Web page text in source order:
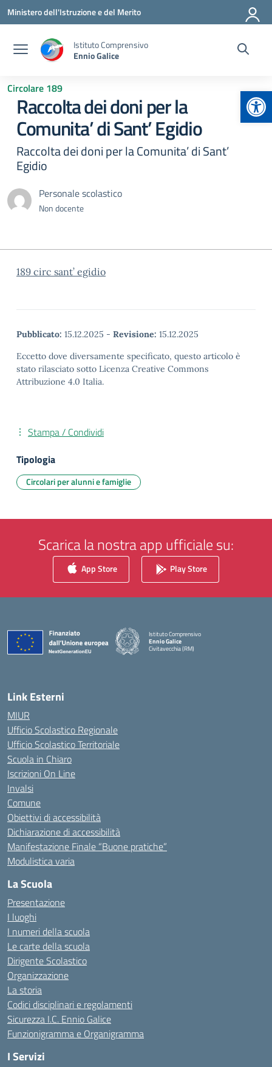
Vai ai contenuti
Vai al menu di navigazione
Vai al footer
Ministero dell'Istruzione e del Merito
Istituto Comprensivo
Ennio Galice
Circolare 189
Raccolta dei doni per la
Comunita’ di Sant’ Egidio
Raccolta dei doni per la Comunita’ di Sant’
Egidio
Personale scolastico
Non docente
189 circ sant’ egidio
Pubblicato: 15.12.2025 - Revisione: 15.12.2025
Eccetto dove diversamente specificato, questo articolo è
stato rilasciato sotto Licenza Creative Commons
Attribuzione 4.0 Italia.
Stampa / Condividi
Tipologia
Circolari per alunni e famiglie
Scarica la nostra app ufficiale su:
App Store Play Store
Istituto Comprensivo
Ennio Galice
Civitavecchia (RM)
Link Esterni
MIUR
Ufficio Scolastico Regionale
Ufficio Scolastico Territoriale
Scuola in Chiaro
Iscrizioni On Line
Invalsi
Comune
Obiettivi di accessibilità
Dichiarazione di accessibilità
Manifestazione Finale “Buone pratiche”
Modulistica varia
La Scuola
Presentazione
I luoghi
I numeri della scuola
Le carte della scuola
Dirigente Scolastico
Organizzazione
La storia
Codici disciplinari e regolamenti
Sicurezza I.C. Ennio Galice
Funzionigramma e Organigramma
I Servizi